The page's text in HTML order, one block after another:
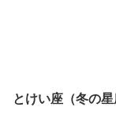
とけい座（冬の星